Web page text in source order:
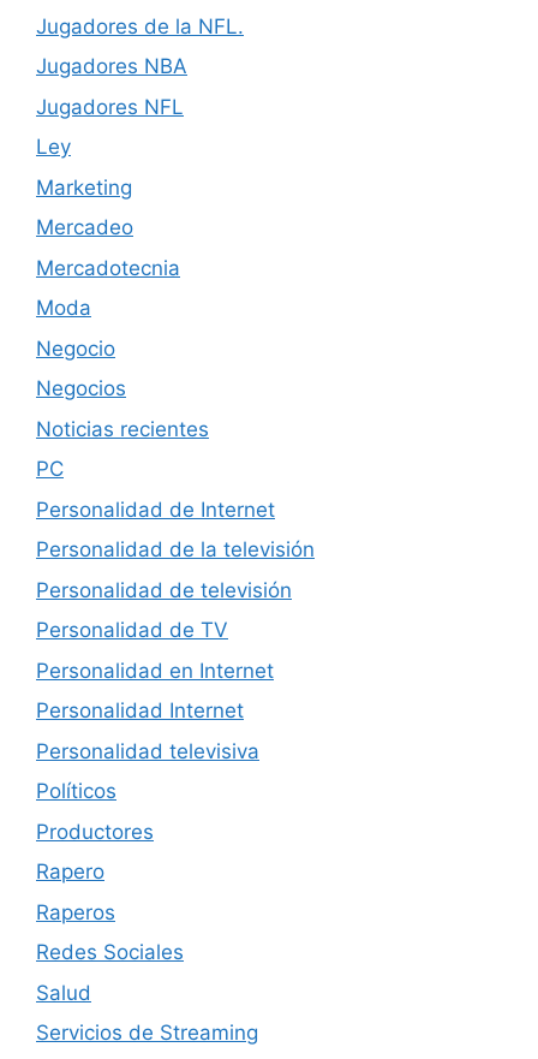
Jugadores de la NFL.
Jugadores NBA
Jugadores NFL
Ley
Marketing
Mercadeo
Mercadotecnia
Moda
Negocio
Negocios
Noticias recientes
PC
Personalidad de Internet
Personalidad de la televisión
Personalidad de televisión
Personalidad de TV
Personalidad en Internet
Personalidad Internet
Personalidad televisiva
Políticos
Productores
Rapero
Raperos
Redes Sociales
Salud
Servicios de Streaming